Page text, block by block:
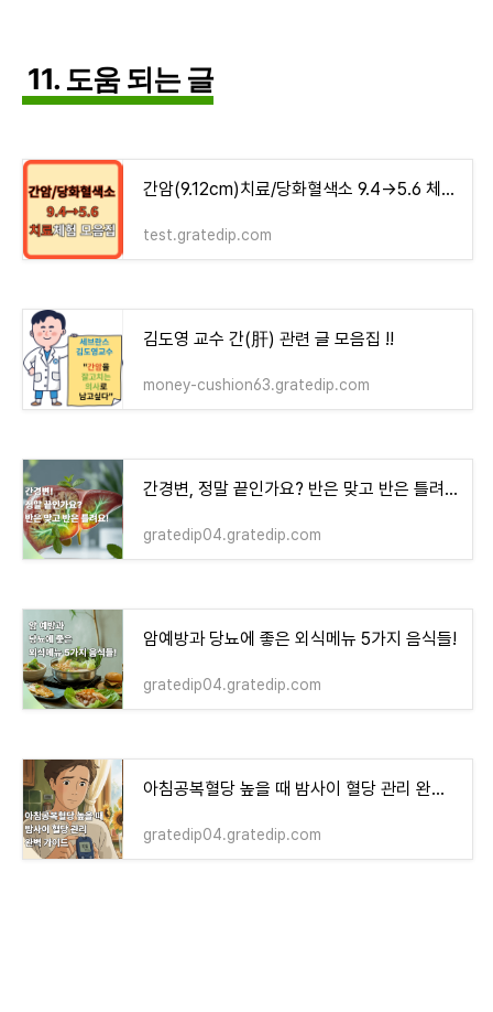
11. 도움 되는 글
간암(9.12cm)치료/당화혈색소 9.4→5.6 체험기 모음집 - money-health
test.gratedip.com
김도영 교수 간(肝) 관련 글 모음집 !!
money-cushion63.gratedip.com
간경변, 정말 끝인가요? 반은 맞고 반은 틀려요!
gratedip04.gratedip.com
암예방과 당뇨에 좋은 외식메뉴 5가지 음식들!
gratedip04.gratedip.com
아침공복혈당 높을 때 밤사이 혈당 관리 완벽 가이드!
gratedip04.gratedip.com